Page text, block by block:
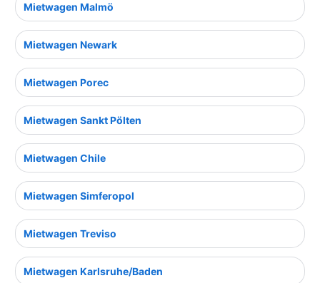
Mietwagen Malmö
Mietwagen Newark
Mietwagen Porec
Mietwagen Sankt Pölten
Mietwagen Chile
Mietwagen Simferopol
Mietwagen Treviso
Mietwagen Karlsruhe/Baden